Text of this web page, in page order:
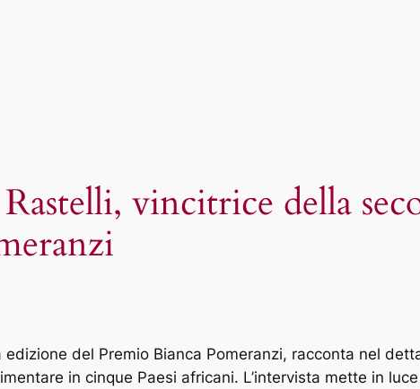
vincitrice della
del Premio Bianca Pomeranzi, racconta nel
in cinque Paesi africani. L’intervista mette in